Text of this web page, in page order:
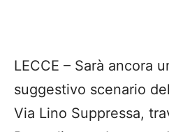
LECCE – Sarà ancora
suggestivo scenario
Via Lino Suppressa,